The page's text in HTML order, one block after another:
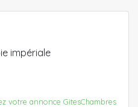
impériale
votre annonce GitesChambres